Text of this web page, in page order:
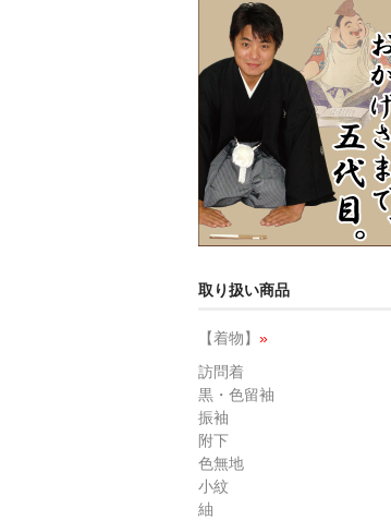
取り扱い商品
【着物】 »
訪問着
黒・色留袖
振袖
附下
色無地
小紋
紬